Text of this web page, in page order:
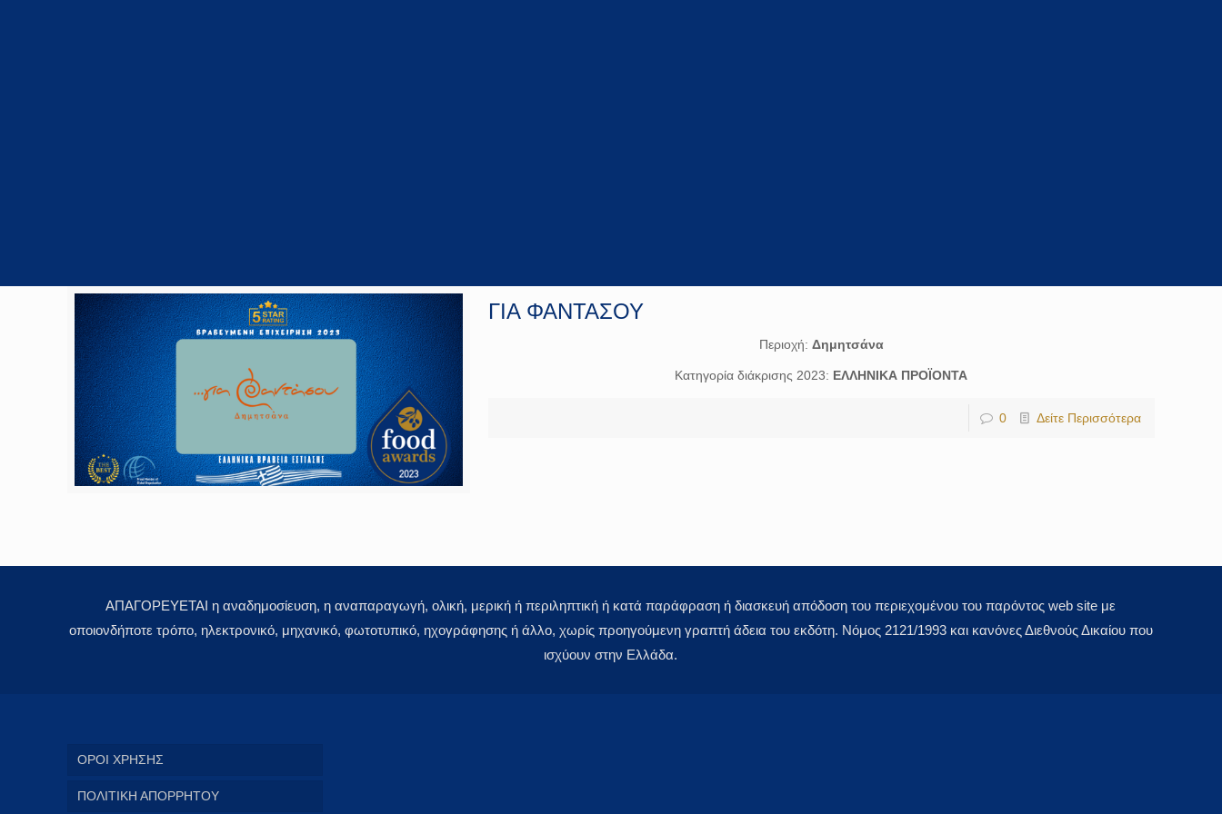
ΓΙΑ ΦΑΝΤΑΣΟΥ
Περιοχή: Δημητσάνα
Κατηγορία διάκρισης 2023: ΕΛΛΗΝΙΚΑ ΠΡΟΪΟΝΤΑ
0 Δείτε Περισσότερα
ΑΠΑΓΟΡΕΥΕΤΑΙ η αναδημοσίευση, η αναπαραγωγή, ολική, μερική ή περιληπτική ή κατά παράφραση ή διασκευή απόδοση του περιεχομένου του παρόντος web site με
οποιονδήποτε τρόπο, ηλεκτρονικό, μηχανικό, φωτοτυπικό, ηχογράφησης ή άλλο, χωρίς προηγούμενη γραπτή άδεια του εκδότη. Νόμος 2121/1993 και κανόνες Διεθνούς Δικαίου που
ισχύουν στην Ελλάδα.
ΟΡΟΙ ΧΡΗΣΗΣ
ΠΟΛΙΤΙΚΗ ΑΠΟΡΡΗΤΟΥ